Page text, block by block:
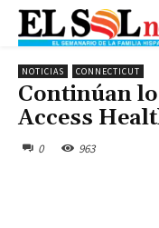
NOTICIAS CONNECTICUT
Continúan
Access
0 963